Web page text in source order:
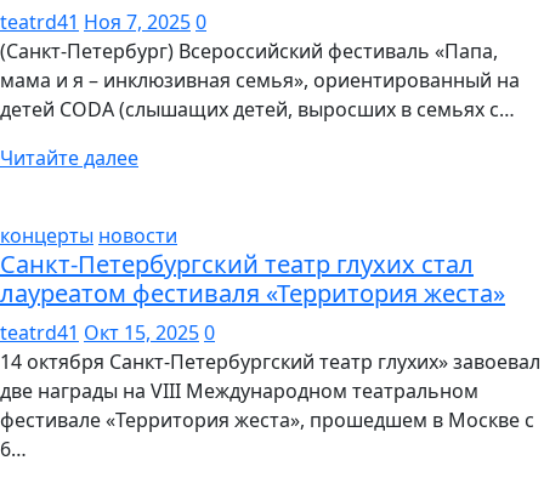
teatrd41 Ноя 7, 20250
(Санкт-Петербург) Всероссийский фестиваль «Папа,
мама и я – инклюзивная семья», ориентированный на
детей CODA (слышащих детей, выросших в семьях с…
Читайте далее
концерты новости
Санкт-Петербургский театр глухих стал
лауреатом фестиваля «Территория жеста»
teatrd41 Окт 15, 20250
14 октября Санкт-Петербургский театр глухих» завоевал
две награды на VIII Международном театральном
фестивале «Территория жеста», прошедшем в Москве с
6…